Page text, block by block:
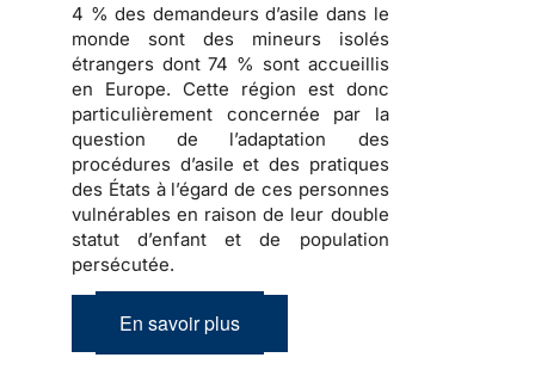
4 % des demandeurs d’asile dans le
monde sont des mineurs isolés
étrangers dont 74 % sont accueillis
en Europe. Cette région est donc
particulièrement concernée par la
question de l’adaptation des
procédures d’asile et des pratiques
des États à l’égard de ces personnes
vulnérables en raison de leur double
statut d’enfant et de population
persécutée.
En savoir plus